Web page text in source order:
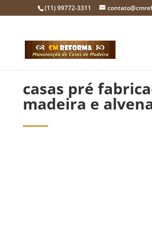
(11) 99772-3311
casas pré
madeira e